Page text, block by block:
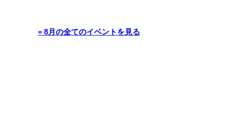
» 8月の全てのイベントを見る